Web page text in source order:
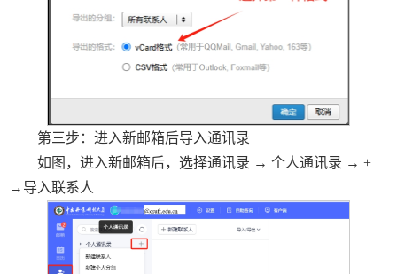
第三步：进入新邮箱后导入通讯录
如图，进入新邮箱后，选择通讯录 → 个人通讯录 → +
→导入联系人